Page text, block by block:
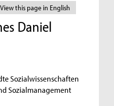
View this page in English
Daniel
Sozialwissenschaften
Sozialmanagement